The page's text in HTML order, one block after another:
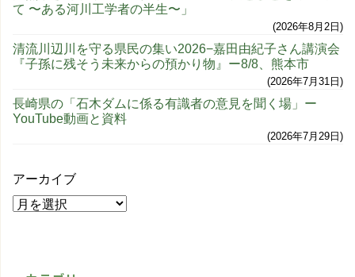
て 〜ある河川工学者の半生〜」
2026年8月2日
清流川辺川を守る県民の集い2026−嘉田由紀子さん講演会
『子孫に残そう未来からの預かり物』ー8/8、熊本市
2026年7月31日
長崎県の「石木ダムに係る有識者の意見を聞く場」ー
YouTube動画と資料
2026年7月29日
アーカイブ